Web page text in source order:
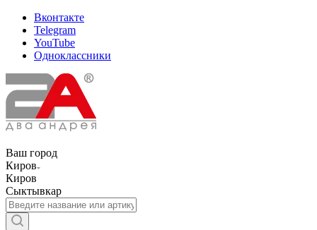
Вконтакте
Telegram
YouTube
Одноклассники
Ваш город
Киров
Киров
Сыктывкар